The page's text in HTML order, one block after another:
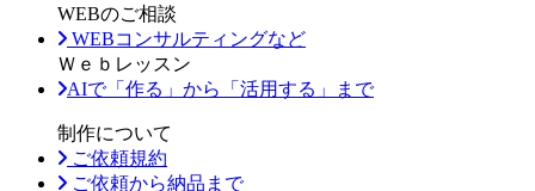
WEBのご相談
WEBコンサルティングなど
Ｗｅｂレッスン
AIで「作る」から「活用する」まで
制作について
ご依頼規約
ご依頼から納品まで